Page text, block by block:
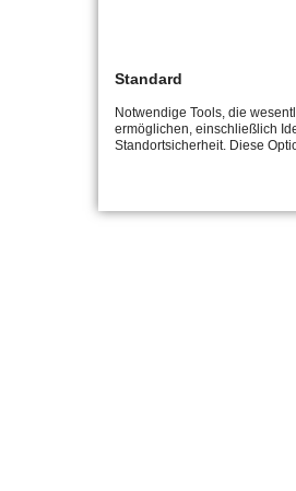
Standard
Notwendige Tools, die
ermöglichen, einschließlich
Standortsicherheit. Diese